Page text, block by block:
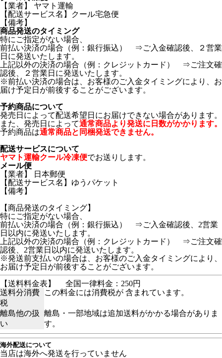
【業者】 ヤマト運輸
【配送サービス名】クール宅急便
【備考】
商品発送のタイミング
特にご指定がない場合、
前払い決済の場合（例：銀行振込） ⇒ご入金確認後、２営業
日に発送いたします。
上記以外の決済の場合（例：クレジットカード） ⇒ご注文確
認後、２営業日に発送いたします。
※前払い決済の場合は、お客様のご入金タイミングにより、お
届け予定日が前後することがございます。
予約商品について
発売日によって配送希望日にお届けできない場合があります。
また、発売日によって通常商品より発送に日数がかかります。
予約商品は通常商品と同梱発送できません。
配送サービスについて
ヤマト運輸クール冷凍便でお送りします。
メール便
【業者】 日本郵便
【配送サービス名】ゆうパケット
【備考】
【商品発送のタイミング】
特にご指定がない場合、
前払い決済の場合（例：銀行振込） ⇒ご入金確認後、2営業
日以内に発送いたします。
上記以外の決済の場合（例：クレジットカード） ⇒ご注文確
認後、2営業日以内に発送いたします。
※発送前支払いの場合は、お客様のご入金タイミングにより、
お届け予定日が前後することがございます。
【送料料金表】
全国一律料金：250円
送料分消費
税
この料金には消費税が 含まれています。
離島他の扱
い
離島・一部地域は追加送料がかかる場合がありま
す。
海外配送について
当店は海外へ発送を行っていません